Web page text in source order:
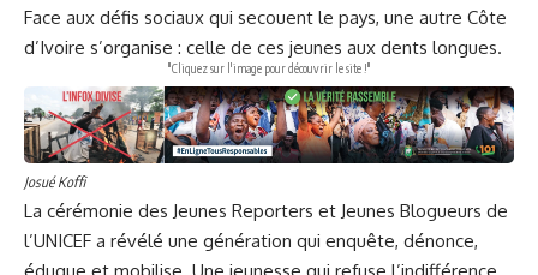
Face aux défis sociaux qui secouent le pays, une autre Côte
d’Ivoire s’organise : celle de ces jeunes aux dents longues.
"Cliquez sur l'image pour découvrir le site !"
Josué Koffi
La cérémonie des Jeunes Reporters et Jeunes Blogueurs de
l’UNICEF a révélé une génération qui enquête, dénonce,